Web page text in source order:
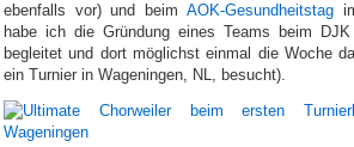
ebenfalls vor) und beim AOK-Gesundheitstag
habe ich die Gründung eines Teams beim
begleitet und dort möglichst einmal die Woche
ein Turnier in Wageningen, NL, besucht).